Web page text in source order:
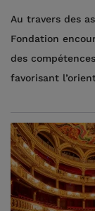
Au travers des
Fondation
des
favorisant